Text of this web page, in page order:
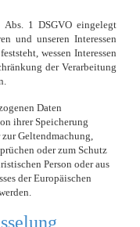
Abs. 1 DSGVO eingelegt
und unseren Interessen
wessen Interessen
der Verarbeitung
Daten
ihrer Speicherung
Geltendmachung,
oder zum Schutz
Person oder aus
der Europäischen